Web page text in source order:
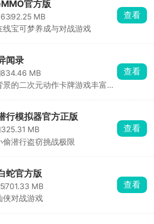
官方版
92.25 MB
线宝可梦养成与对战游戏
查看
闻录
834.46 MB
景的二次元动作卡牌游戏丰富
查看
行模拟器官方正版
325.31 MB
偷潜行盗窃挑战极限
查看
蛇官方版
701.33 MB
侠对战游戏
查看